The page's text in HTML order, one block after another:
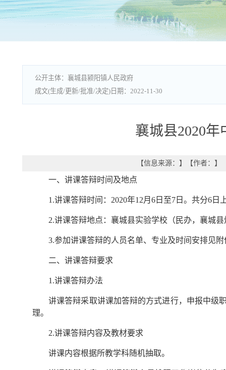
襄城县颍阳镇人民政府
2022-11-30
襄城县2020
【信息来源： 】 【作者： 】
一、讲课答辩时间及地点
1.讲课答辩时间：2020年12月6日至7日。共分6
2.讲课答辩地点：襄城县实验学校（民办，襄城
3.参加讲课答辩的人员名单、专业及时间安排见附
二、讲课答辩要求
1.讲课答辩办法
讲课答辩采取讲课加答辩的方式进行，申报中级
理。
2.讲课答辩内容及教材要求
讲课内容根据所教学科随机抽取。